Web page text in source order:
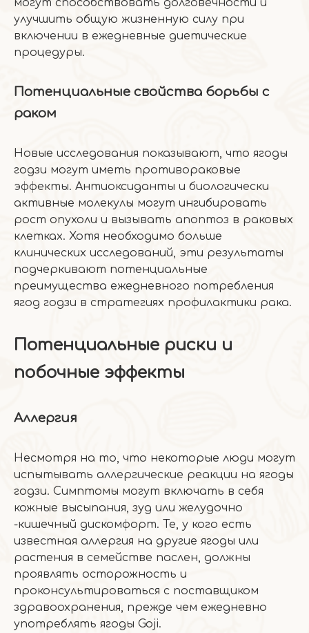
могут способствовать долговечности и
улучшить общую жизненную силу при
включении в ежедневные диетические
процедуры.
Потенциальные свойства борьбы с
раком
Новые исследования показывают, что ягоды
годзи могут иметь противораковые
эффекты. Антиоксиданты и биологически
активные молекулы могут ингибировать
рост опухоли и вызывать апоптоз в раковых
клетках. Хотя необходимо больше
клинических исследований, эти результаты
подчеркивают потенциальные
преимущества ежедневного потребления
ягод годзи в стратегиях профилактики рака.
Потенциальные риски и
побочные эффекты
Аллергия
Несмотря на то, что некоторые люди могут
испытывать аллергические реакции на ягоды
годзи. Симптомы могут включать в себя
кожные высыпания, зуд или желудочно
-кишечный дискомфорт. Те, у кого есть
известная аллергия на другие ягоды или
растения в семействе паслен, должны
проявлять осторожность и
проконсультироваться с поставщиком
здравоохранения, прежде чем ежедневно
употреблять ягоды Goji.